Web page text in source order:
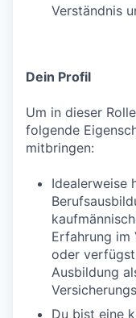
Verständnis
Dein Profil
Um in dieser
folgende
mitbringen:
Idealerweise
Erfahrung im
oder
Ausbildung
Du bist eine